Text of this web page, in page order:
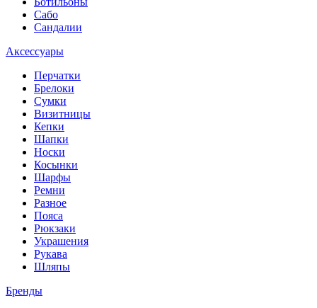
Сабо
Сандалии
Аксессуары
Перчатки
Брелоки
Сумки
Визитницы
Кепки
Шапки
Носки
Косынки
Шарфы
Ремни
Разное
Пояса
Рюкзаки
Украшения
Рукава
Шляпы
Бренды